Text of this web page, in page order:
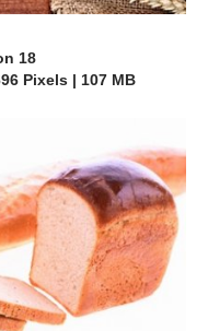
18
Pixels | 107 MB